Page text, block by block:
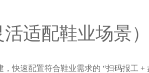
适配鞋业场景）
快速配置符合鞋业需求的 “扫码报工 +